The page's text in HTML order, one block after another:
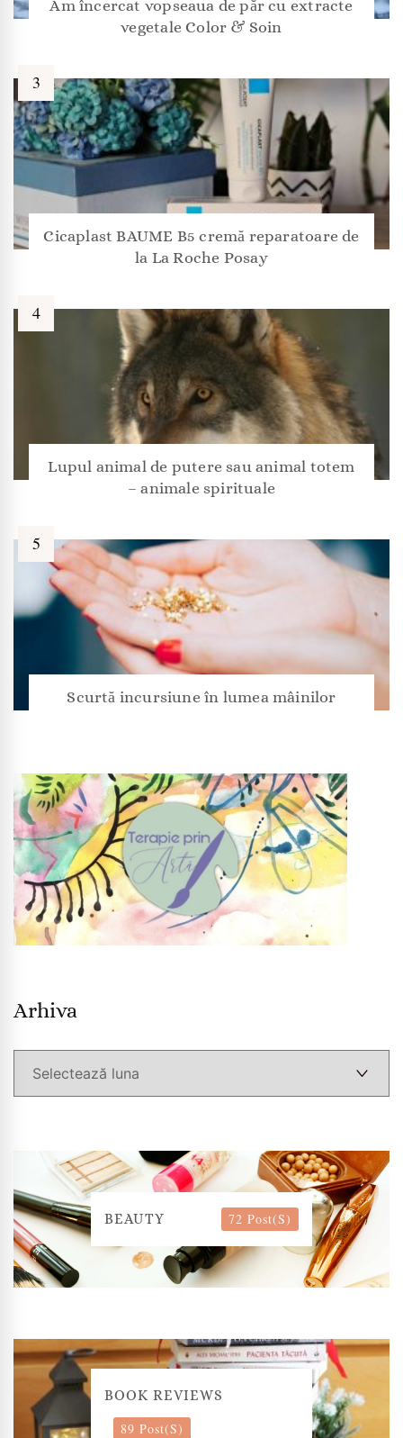
Am încercat vopseaua de păr cu extracte
vegetale Color & Soin
Cicaplast BAUME B5 cremă reparatoare de
la La Roche Posay
Lupul animal de putere sau animal totem
– animale spirituale
Scurtă incursiune în lumea mâinilor
Arhiva
BEAUTY 72 Post(s)
BOOK REVIEWS
89 Post(s)